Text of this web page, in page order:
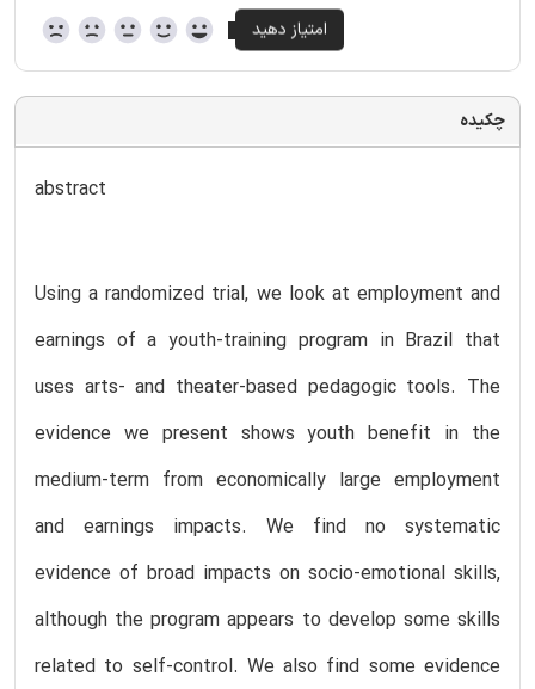
چکیده
abstract
Using a randomized trial, we look at employment and
earnings of a youth-training program in Brazil that
uses arts- and theater-based pedagogic tools. The
evidence we present shows youth benefit in the
medium-term from economically large employment
and earnings impacts. We find no systematic
evidence of broad impacts on socio-emotional skills,
although the program appears to develop some skills
related to self-control. We also find some evidence